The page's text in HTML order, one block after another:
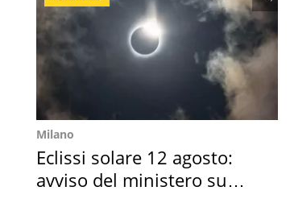
Milano
Eclissi solare 12 agosto:
avviso del ministero su